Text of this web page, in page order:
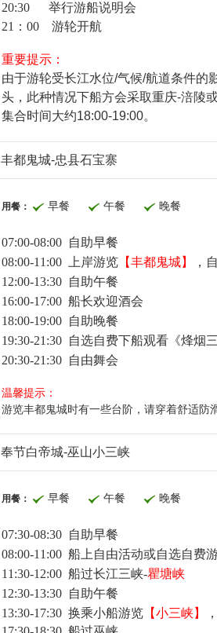
20:30 举行游船说明会
21：00 游轮开航
重要提示：
由于游轮受长江水位/气候/航道条件的
头，此种情况下船方会采取重庆-涪陵
集合时间大约18:00-19:00。
丰都鬼城-忠县石宝寨
用餐： 早餐 午餐 晚餐
07:00-08:00 自助早餐
08:00-11:00 上岸游览 【丰都鬼城】 ，
12:00-13:30 自助午餐
16:00-1 7:00 船长欢迎酒会
18:00-19:00 自助晚餐
19:30-21:30 自选自费下船观看 《烽烟
20:30-21:30 自由舞会
温馨提示：
游览丰都鬼城时有一些台阶，请穿着舒适防
奉节白帝城-巫山小三峡
用餐： 早餐 午餐 晚餐
07:30-08:30 自助早餐
08:00-1 1 :00 船上自由活动或自选自费
11:30-12:00 船过长江三峡-瞿塘峡
1 2:30-13:30 自助午餐
13:30-1 7:30 换乘小船游览 【小三峡】